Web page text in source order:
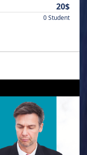
20$
0 Student